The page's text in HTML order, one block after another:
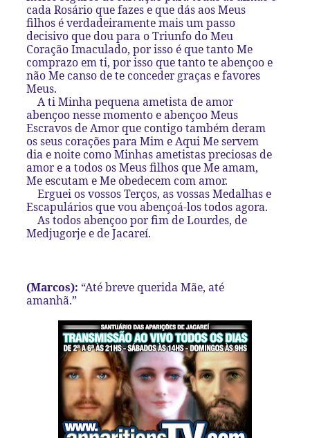
cada Rosário que fazes e que dás aos Meus
filhos é verdadeiramente mais um passo
decisivo que dou para o Triunfo do Meu
Coração Imaculado, por isso é que tanto Me
comprazo em ti, por isso que tanto te abençoo e
não Me canso de te conceder graças e favores
Meus.
A ti Minha pequena ametista de amor
abençoo nesse momento e abençoo Meus
Escravos de Amor que contigo também deram
os seus corações para Mim e Aqui Me servem
dia e noite como Minhas ametistas preciosas de
amor e a todos os Meus filhos que Me amam,
Me escutam e Me obedecem com amor.
Erguei os vossos Terços, as vossas Medalhas e
Escapulários que vou abençoá-los todos agora.
As todos abençoo por fim de Lourdes, de
Medjugorje e de Jacareí.
(Marcos): “Até breve querida Mãe, até
amanhã.”